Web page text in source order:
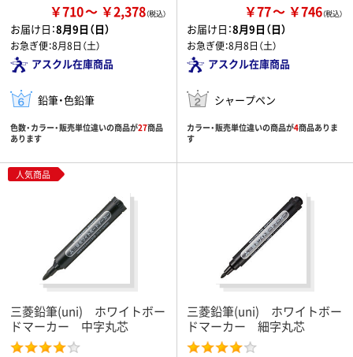
￥710 ￥2,378
お届け日：8月9日（日）
お急ぎ便：8月8日（土）
アスクル在庫商品
鉛筆・色鉛筆
色数・カラー・販売単位違いの商品が27商品
あります
￥77 ￥746
お届け日：8月9日（日）
お急ぎ便：8月8日（土）
アスクル在庫商品
シャープペン
カラー・販売単位違いの商品が4商品ありま
す
人気商品
三菱鉛筆(uni) ホワイトボー
ドマーカー 中字丸芯
三菱鉛筆(uni) ホワイトボー
ドマーカー 細字丸芯